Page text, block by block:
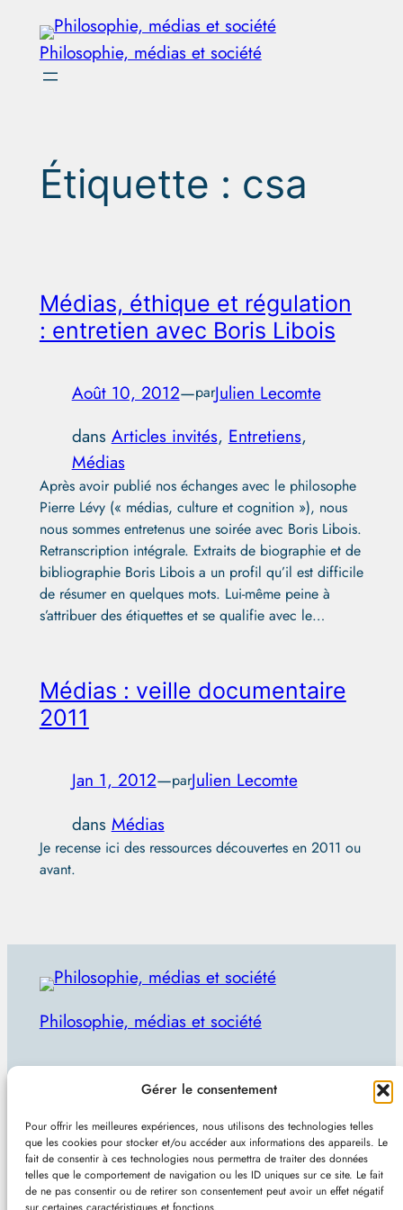
Gérer le consentement
Pour offrir les meilleures expériences, nous utilisons des technologies telles
que les cookies pour stocker et/ou accéder aux informations des appareils. Le
fait de consentir à ces technologies nous permettra de traiter des données
telles que le comportement de navigation ou les ID uniques sur ce site. Le fait
de ne pas consentir ou de retirer son consentement peut avoir un effet négatif
Aller
contenu
Philosophie, médias et société
Étiquette : csa
Médias, éthique et régulation
: entretien avec Boris Libois
Août 10, 2012—parJulien Lecomte
dans Articles invités, Entretiens
Médias
Après avoir publié nos échanges avec le philosophe
Pierre Lévy (« médias, culture et cognition »), nous
nous sommes entretenus une soirée avec Boris Libois.
Retranscription intégrale. Extraits de biographie et de
bibliographie Boris Libois a un profil qu’il est difficile
de résumer en quelques mots. Lui-même peine à
s’attribuer des étiquettes et se qualifie avec le…
Médias : veille documentaire
2011
Jan 1, 2012—parJulien Lecomte
dans Médias
Je recense ici des ressources découvertes en 2011 ou
avant.
Philosophie, médias et société
e
c
h
Plan du site–Mentions et confidentialité–Sans
pub et indépendant